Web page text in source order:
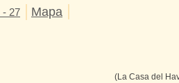
- 27
Mapa
(La Casa del